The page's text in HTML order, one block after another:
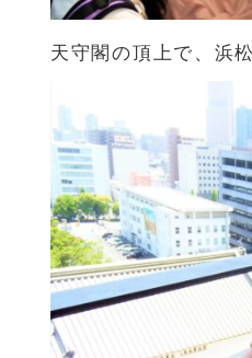
天守閣の頂上で、浜